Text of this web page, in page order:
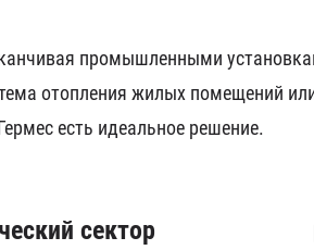
промышленными
отопления жилых помещений
есть идеальное решение.
сектор